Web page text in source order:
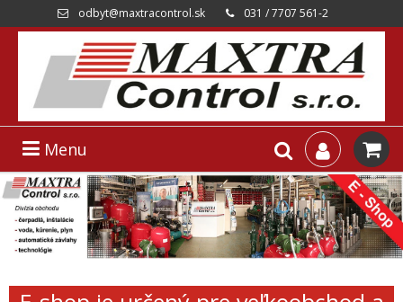
odbyt@maxtracontrol.sk 031 / 7707 561-2
Menu